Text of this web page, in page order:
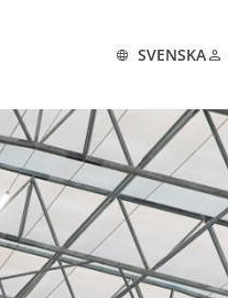
SVENSKA